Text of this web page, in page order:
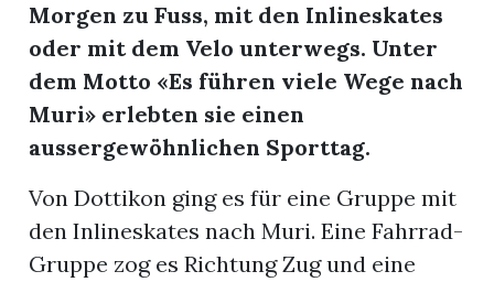
Morgen zu Fuss, mit den Inlineskates
oder mit dem Velo unterwegs. Unter
dem Motto «Es führen viele Wege nach
Muri» erlebten sie einen
aussergewöhnlichen Sporttag.
Von Dottikon ging es für eine Gruppe mit
den Inlineskates nach Muri. Eine Fahrrad-
Gruppe zog es Richtung Zug und eine